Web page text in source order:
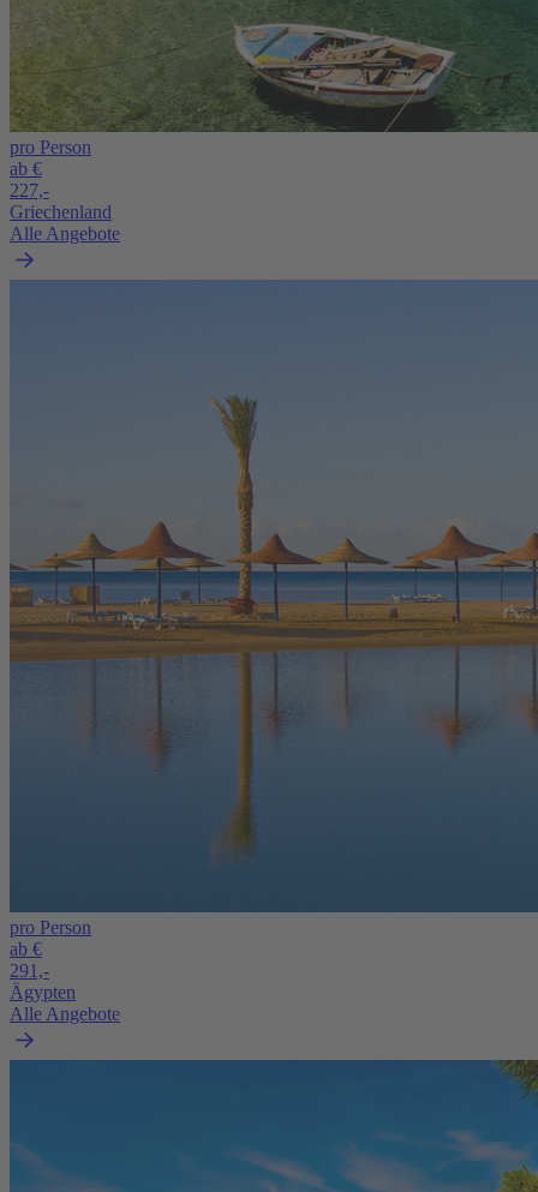
pro Person
ab €
227,-
Griechenland
Alle Angebote
pro Person
ab €
291,-
Ägypten
Alle Angebote